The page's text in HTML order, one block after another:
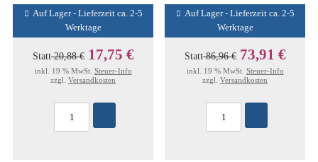
Auf Lager - Lieferzeit ca. 2-5
Werktage
Statt20,88 € 17,75 €
inkl. 19 % MwSt. Steuer-Info
zzgl. Versandkosten
Auf Lager - Lieferzeit ca. 2-5
Werktage
Statt86,96 € 73,91 €
inkl. 19 % MwSt. Steuer-Info
zzgl. Versandkosten